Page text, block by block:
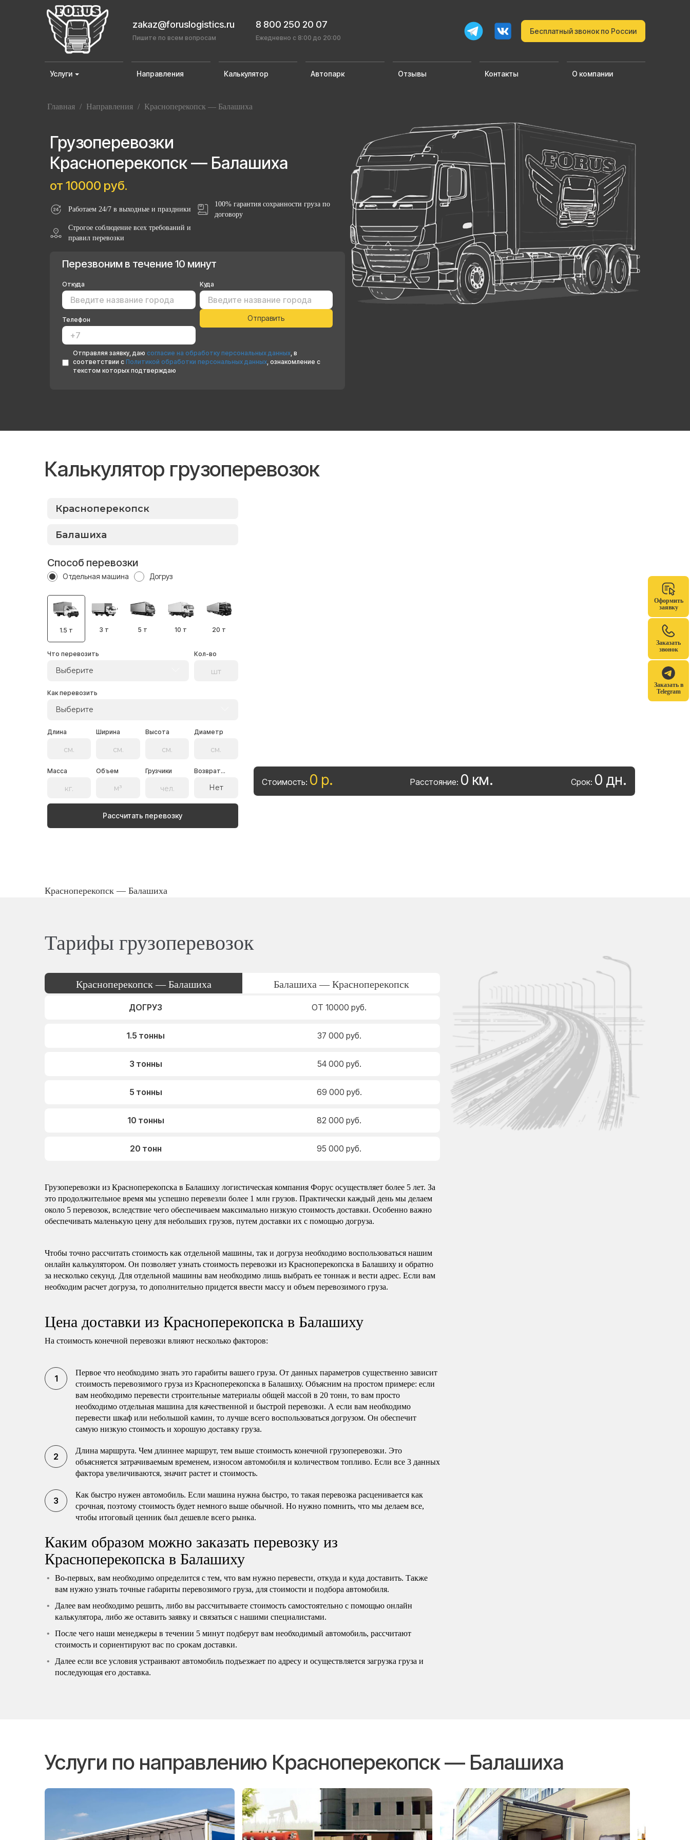
Оформить
заявку
Заказать
звонок
Заказать в
Telegram
zakaz@foruslogistics.ru
Пишите по всем вопросам
8 800 250 20 07
Ежедневно с 8:00 до 20:00
Бесплатный звонок по России
Услуги Направления Калькулятор Автопарк Отзывы Контакты О компании
Главная / Направления / Красноперекопск — Балашиха
Грузоперевозки
Красноперекопск — Балашиха
от 10000 руб.
Работаем 24/7 в выходные и праздники
100% гарантия сохранности груза по
договору
Строгое соблюдение всех требований и
правил перевозки
Перезвоним в течение 10 минут
Откуда Куда
Телефон
Отправляя заявку, даю согласие на обработку персональных данных, в
соответствии с Политикой обработки персональных данных, ознакомление с
текстом которых подтверждаю
Калькулятор грузоперевозок
Способ перевозки
Отдельная машина Догруз
1.5 т 3 т 5 т 10 т 20 т
Что перевозить
Выберите
Кол-во
Как перевозить
Выберите
Длина Ширина Высота Диаметр
Масса Объем Грузчики Возврат...
Нет
Рассчитать перевозку
Стоимость: 0 р. Расстояние: 0 км. Срок: 0 дн.
Красноперекопск — Балашиха
Тарифы грузоперевозок
Красноперекопск — Балашиха Балашиха — Красноперекопск
ДОГРУЗ ОТ 10000 руб.
1.5 тонны 37 000 руб.
3 тонны 54 000 руб.
5 тонны 69 000 руб.
10 тонны 82 000 руб.
20 тонн 95 000 руб.
Грузоперевозки из Красноперекопска в Балашиху логистическая компания Форус осуществляет более 5 лет. За
это продолжительное время мы успешно перевезли более 1 млн грузов. Практически каждый день мы делаем
около 5 перевозок, вследствие чего обеспечиваем максимально низкую стоимость доставки. Особенно важно
обеспечивать маленькую цену для небольших грузов, путем доставки их с помощью догруза.
Чтобы точно рассчитать стоимость как отдельной машины, так и догруза необходимо воспользоваться нашим
онлайн калькулятором. Он позволяет узнать стоимость перевозки из Красноперекопска в Балашиху и обратно
за несколько секунд. Для отдельной машины вам необходимо лишь выбрать ее тоннаж и вести адрес. Если вам
необходим расчет догруза, то дополнительно придется ввести массу и объем перевозимого груза.
Цена доставки из Красноперекопска в Балашиху
На стоимость конечной перевозки влияют несколько факторов:
Первое что необходимо знать это гарабиты вашего груза. От данных параметров существенно зависит
стоимость перевозимого груза из Красноперекопска в Балашиху. Объясним на простом примере: если
вам необходимо перевести строительные материалы общей массой в 20 тонн, то вам просто
необходимо отдельная машина для качественной и быстрой перевозки. А если вам необходимо
перевести шкаф или небольшой камин, то лучше всего воспользоваться догрузом. Он обеспечит
самую низкую стоимость и хорошую доставку груза.
Длина маршрута. Чем длиннее маршрут, тем выше стоимость конечной грузоперевозки. Это
объясняется затрачиваемым временем, износом автомобиля и количеством топливо. Если все 3 данных
фактора увеличиваются, значит растет и стоимость.
Как быстро нужен автомобиль. Если машина нужна быстро, то такая перевозка расценивается как
срочная, поэтому стоимость будет немного выше обычной. Но нужно помнить, что мы делаем все,
чтобы итоговый ценник был дешевле всего рынка.
Каким образом можно заказать перевозку из
Красноперекопска в Балашиху
Во-первых, вам необходимо определится с тем, что вам нужно перевести, откуда и куда доставить. Также
вам нужно узнать точные габариты перевозимого груза, для стоимости и подбора автомобиля.
Далее вам необходимо решить, либо вы рассчитываете стоимость самостоятельно с помощью онлайн
калькулятора, либо же оставить заявку и связаться с нашими специалистами.
После чего наши менеджеры в течении 5 минут подберут вам необходимый автомобиль, рассчитают
стоимость и сориентируют вас по срокам доставки.
Далее если все условия устраивают автомобиль подъезжает по адресу и осуществляется загрузка груза и
последующая его доставка.
Услуги по направлению Красноперекопск — Балашиха